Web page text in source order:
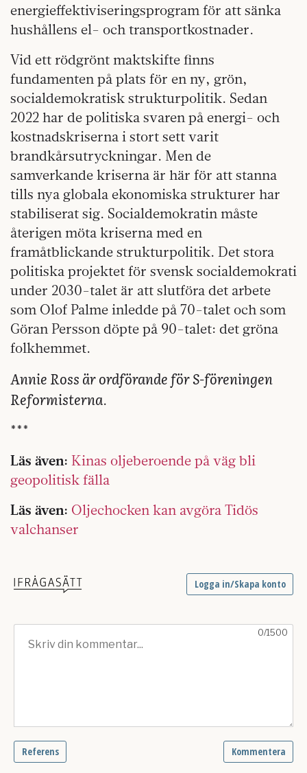
energieffektiviseringsprogram för att sänka
hushållens el- och transportkostnader.
Vid ett rödgrönt maktskifte finns
fundamenten på plats för en ny, grön,
socialdemokratisk strukturpolitik. Sedan
2022 har de politiska svaren på energi- och
kostnadskriserna i stort sett varit
brandkårsutryckningar. Men de
samverkande kriserna är här för att stanna
tills nya globala ekonomiska strukturer har
stabiliserat sig. Socialdemokratin måste
återigen möta kriserna med en
framåtblickande strukturpolitik. Det stora
politiska projektet för svensk socialdemokrati
under 2030-talet är att slutföra det arbete
som Olof Palme inledde på 70-talet och som
Göran Persson döpte på 90-talet: det gröna
folkhemmet.
Annie Ross är ordförande för S-föreningen
Reformisterna.
***
Läs även: Kinas oljeberoende på väg bli
geopolitisk fälla
Läs även: Oljechocken kan avgöra Tidös
valchanser